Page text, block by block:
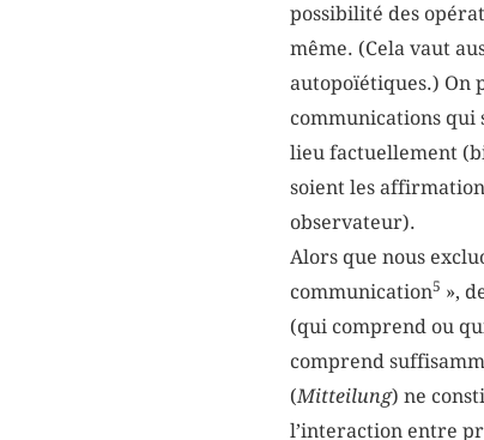
possibilité des
même. (Cela vaut
autopoïétiques.) On
communications qui
lieu factuellement
soient les
observateur).
Alors que nous
communication5 »,
(qui comprend ou
comprend
(Mitteilung) ne
l’interaction entre